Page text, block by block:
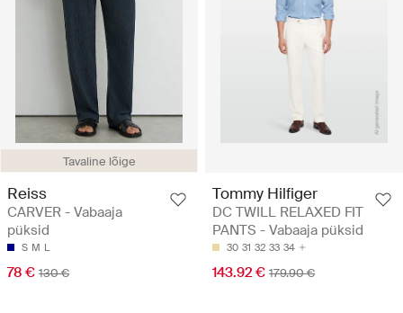
Tavaline lõige
Reiss
CARVER - Vabaaja
püksid
S M L
78 € 130 €
Tommy Hilfiger
DC TWILL RELAXED FIT
PANTS - Vabaaja püksid
30 31 32 33 34
143.92 € 179.90 €